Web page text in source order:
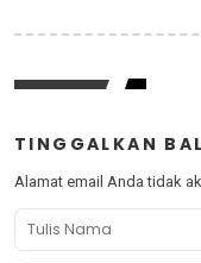
TINGGALKAN
Alamat email Anda tidak